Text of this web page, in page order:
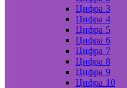
Цифра 3
Цифра 4
Цифра 5
Цифра 6
Цифра 7
Цифра 8
Цифра 9
Цифра 10